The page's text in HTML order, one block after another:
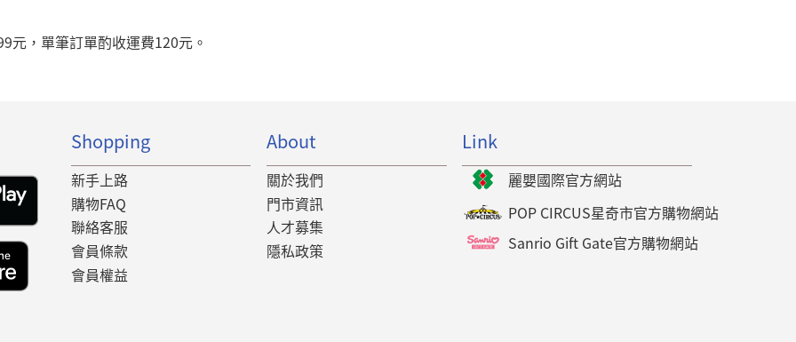
元，單筆訂單酌收運費120元。
Shopping
新手上路
購物FAQ
聯絡客服
會員條款
會員權益
About
關於我們
門市資訊
人才募集
隱私政策
Link
麗嬰國際官方網站
POP CIRCUS星奇市官方購物網站
Sanrio Gift Gate官方購物網站